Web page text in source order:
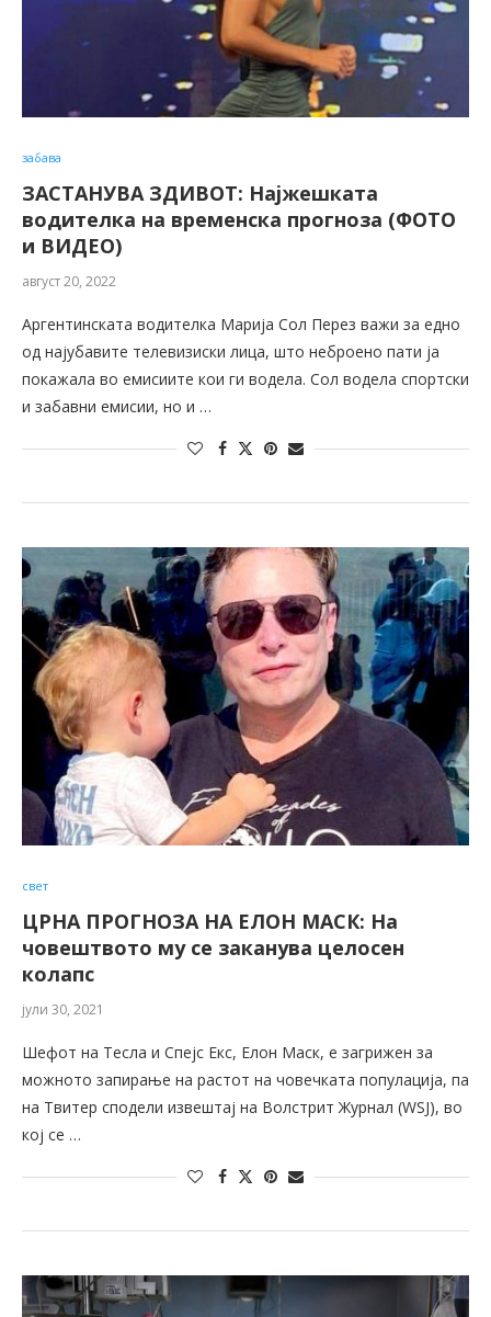
забава
ЗАСТАНУВА ЗДИВОТ: Најжешката
водителка на временска прогноза (ФОТО
и ВИДЕО)
август 20, 2022
Аргентинската водителка Марија Сол Перез важи за едно
од најубавите телевизиски лица, што неброено пати ја
покажала во емисиите кои ги водела. Сол водела спортски
и забавни емисии, но и …
свет
ЦРНА ПРОГНОЗА НА ЕЛОН МАСК: На
човештвото му се заканува целосен
колапс
јули 30, 2021
Шефот на Тесла и Спејс Екс, Елон Маск, е загрижен за
можното запирање на растот на човечката популација, па
на Твитер сподели извештај на Волстрит Журнал (WSJ), во
кој се …